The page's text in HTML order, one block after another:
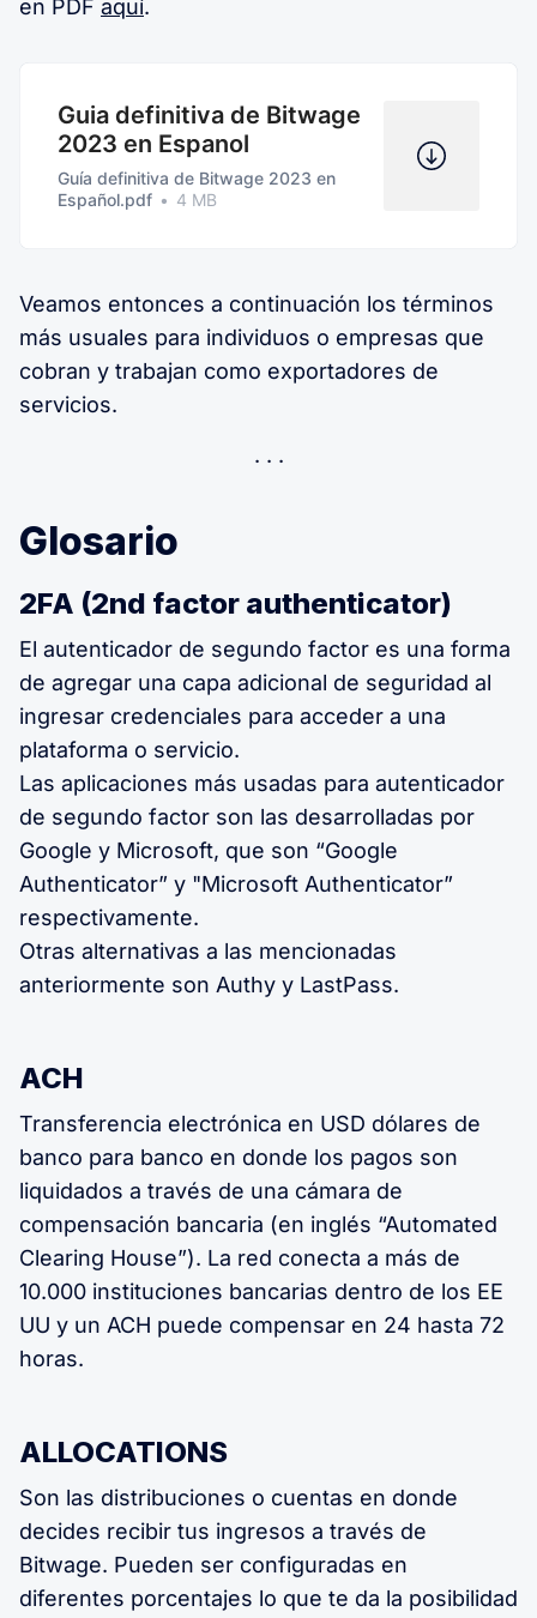
en PDF aquí.
Guia definitiva de Bitwage
2023 en Espanol
Guía definitiva de Bitwage 2023 en
Español.pdf
4 MB
Veamos entonces a continuación los términos
más usuales para individuos o empresas que
cobran y trabajan como exportadores de
servicios.
Glosario
2FA (2nd factor authenticator)
El autenticador de segundo factor es una forma
de agregar una capa adicional de seguridad al
ingresar credenciales para acceder a una
plataforma o servicio.
Las aplicaciones más usadas para autenticador
de segundo factor son las desarrolladas por
Google y Microsoft, que son “Google
Authenticator” y "Microsoft Authenticator”
respectivamente.
Otras alternativas a las mencionadas
anteriormente son Authy y LastPass.
ACH
Transferencia electrónica en USD dólares de
banco para banco en donde los pagos son
liquidados a través de una cámara de
compensación bancaria (en inglés “Automated
Clearing House”). La red conecta a más de
10.000 instituciones bancarias dentro de los EE
UU y un ACH puede compensar en 24 hasta 72
horas.
ALLOCATIONS
Son las distribuciones o cuentas en donde
decides recibir tus ingresos a través de
Bitwage. Pueden ser configuradas en
diferentes porcentajes lo que te da la posibilidad